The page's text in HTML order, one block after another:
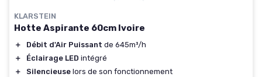
KLARSTEIN
Hotte Aspirante 60cm Ivoire
＋ Débit d'Air Puissant de 645m³/h
＋
Éclairage LED intégré
＋
Silencieuse lors de son fonctionnement